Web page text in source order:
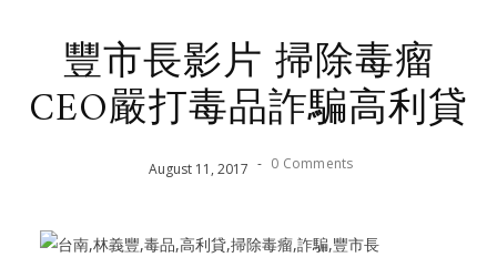
豐市長影片 掃除毒瘤
CEO嚴打毒品詐騙高利貸
August 11 ,2017 - 0 Comments